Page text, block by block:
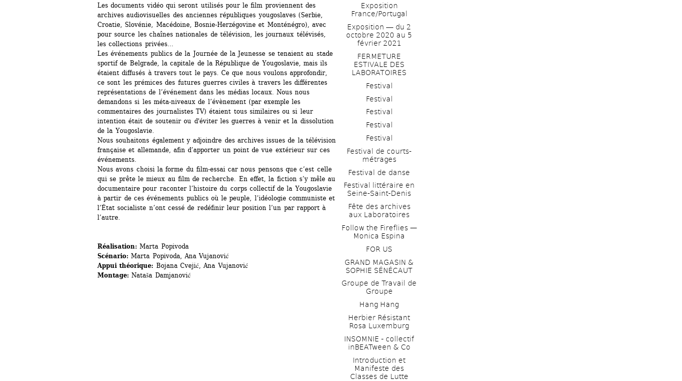
Les documents vidéo qui seront utilisés pour le film proviennent des
archives audiovisuelles des anciennes républiques yougoslaves (Serbie,
Croatie, Slovénie, Macédoine, Bosnie-Herzégovine et Monténégro), avec
pour source les chaînes nationales de télévision, les journaux télévisés,
les collections privées…
Les événements publics de la Journée de la Jeunesse se tenaient au stade
sportif de Belgrade, la capitale de la République de Yougoslavie, mais ils
étaient diffusés à travers tout le pays. Ce que nous voulons approfondir,
ce sont les prémices des futures guerres civiles à travers les différentes
représentations de l’événement dans les médias locaux. Nous nous
demandons si les méta-niveaux de l’évènement (par exemple les
commentaires des journalistes TV) étaient tous similaires ou si leur
intention était de soutenir ou d'éviter les guerres à venir et la dissolution
de la Yougoslavie.
Nous souhaitons également y adjoindre des archives issues de la télévision
française et allemande, afin d’apporter un point de vue extérieur sur ces
événements.
Nous avons choisi la forme du film-essai car nous pensons que c’est celle
qui se prête le mieux au film de recherche. En effet, la fiction s’y mêle au
documentaire pour raconter l’histoire du corps collectif de la Yougoslavie
à partir de ces événements publics où le peuple, l’idéologie communiste et
l’État socialiste n’ont cessé de redéfinir leur position l’un par rapport à
l’autre.
Réalisation: Marta Popivoda
Scénario: Marta Popivoda, Ana Vujanović
Appui théorique: Bojana Cvejić, Ana Vujanović
Montage: Nataša Damjanović
Exposition
France/Portugal
Exposition ― du 2
octobre 2020 au 5
février 2021
FERMETURE
ESTIVALE DES
LABORATOIRES
Festival
Festival
Festival
Festival
Festival
Festival de courts-
métrages
Festival de danse
Festival littéraire en
Seine-Saint-Denis
Fête des archives
aux Laboratoires
Follow the Fireflies —
Monica Espina
FOR US
GRAND MAGASIN &
SOPHIE SÉNÉCAUT
Groupe de Travail de
Groupe
Hang Hang
Herbier Résistant
Rosa Luxemburg
INSOMNIE - collectif
inBEATween & Co
Introduction et
Manifeste des
Classes de Lutte